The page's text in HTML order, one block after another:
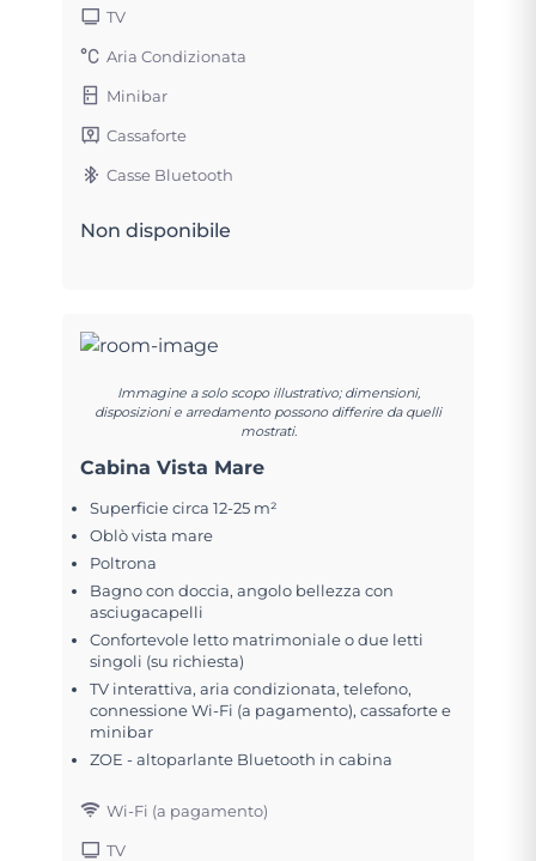
TV
Aria Condizionata
Minibar
Cassaforte
Casse Bluetooth
Non disponibile
Immagine a solo scopo illustrativo; dimensioni,
disposizioni e arredamento possono differire da quelli
mostrati.
Cabina Vista Mare
Superficie circa 12-25 m²
Oblò vista mare
Poltrona
Bagno con doccia, angolo bellezza con
asciugacapelli
Confortevole letto matrimoniale o due letti
singoli (su richiesta)
TV interattiva, aria condizionata, telefono,
connessione Wi-Fi (a pagamento), cassaforte e
minibar
ZOE - altoparlante Bluetooth in cabina
Wi-Fi (a pagamento)
TV